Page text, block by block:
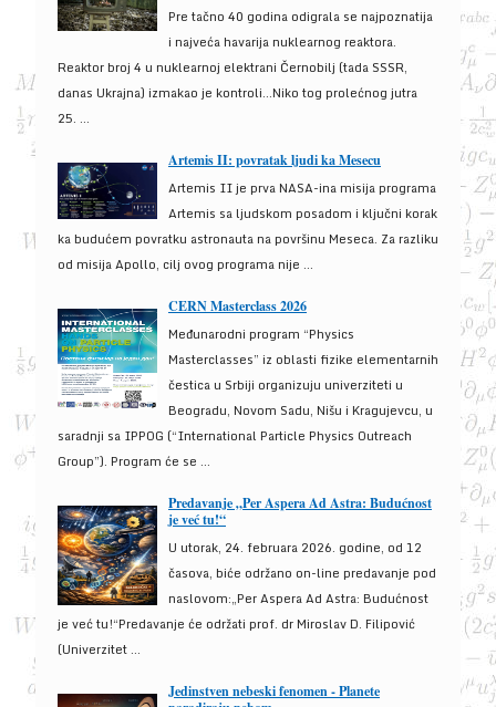
Pre tačno 40 godina odigrala se najpoznatija
i najveća havarija nuklearnog reaktora.
Reaktor broj 4 u nuklearnoj elektrani Černobilj (tada SSSR,
danas Ukrajna) izmakao je kontroli...Niko tog prolećnog jutra
25. ...
Artemis II: povratak ljudi ka Mesecu
Artemis II je prva NASA-ina misija programa
Artemis sa ljudskom posadom i ključni korak
ka budućem povratku astronauta na površinu Meseca. Za razliku
od misija Apollo, cilj ovog programa nije ...
CERN Masterclass 2026
Međunarodni program “Physics
Masterclasses” iz oblasti fizike elementarnih
čestica u Srbiji organizuju univerziteti u
Beogradu, Novom Sadu, Nišu i Kragujevcu, u
saradnji sa IPPOG (“International Particle Physics Outreach
Group”). Program će se ...
Predavanje „Per Aspera Ad Astra: Budućnost
je već tu!“
U utorak, 24. februara 2026. godine, od 12
časova, biće održano on-line predavanje pod
naslovom:„Per Aspera Ad Astra: Budućnost
je već tu!“Predavanje će održati prof. dr Miroslav D. Filipović
(Univerzitet ...
Jedinstven nebeski fenomen - Planete